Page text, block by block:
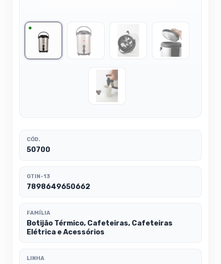
CÓD.
50700
GTIN-13
7898649650662
FAMÍLIA
Botijão Térmico, Cafeteiras, Cafeteiras
Elétrica e Acessórios
LINHA